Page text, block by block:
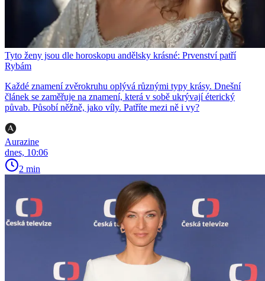
Tyto ženy jsou dle horoskopu andělsky krásné: Prvenství patří
Rybám
Každé znamení zvěrokruhu oplývá různými typy krásy. Dnešní
článek se zaměřuje na znamení, která v sobě ukrývají éterický
půvab. Působí něžně, jako víly. Patříte mezi ně i vy?
Aurazine
dnes, 10:06
2 min